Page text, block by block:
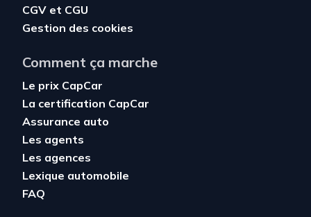
CGV et CGU
Gestion des cookies
Comment ça marche
Le prix CapCar
La certification CapCar
Assurance auto
Les agents
Les agences
Lexique automobile
FAQ